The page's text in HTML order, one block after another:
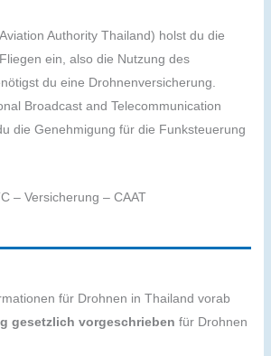
Authority Thailand) holst du die
ein, also die Nutzung des
du eine Drohnenversicherung.
Broadcast and Telecommunication
die Genehmigung für die Funksteuerung
– Versicherung – CAAT
für Drohnen in Thailand vorab
gesetzlich vorgeschrieben für Drohnen